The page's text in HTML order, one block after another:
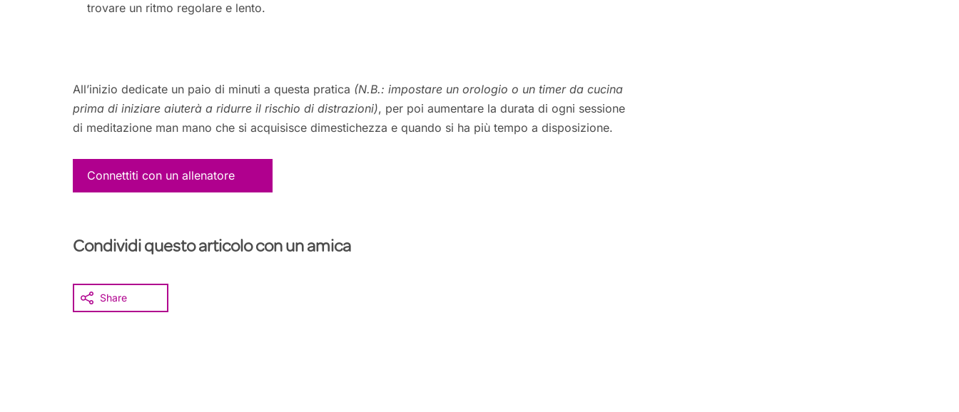
trovare un ritmo regolare e lento.
All’inizio dedicate un paio di minuti a questa pratica (N.B.: impostare un orologio o un timer da cucina
prima di iniziare aiuterà a ridurre il rischio di distrazioni), per poi aumentare la durata di ogni sessione
di meditazione man mano che si acquisisce dimestichezza e quando si ha più tempo a disposizione.
Connettiti con un allenatore
Condividi questo articolo con un amica
Share